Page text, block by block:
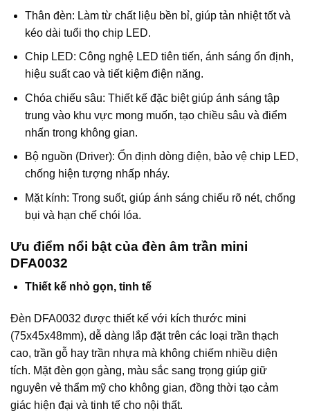
Thân đèn: Làm từ chất liệu bền bỉ, giúp tản nhiệt tốt và
kéo dài tuổi thọ chip LED.
Chip LED: Công nghệ LED tiên tiến, ánh sáng ổn định,
hiệu suất cao và tiết kiệm điện năng.
Chóa chiếu sâu: Thiết kế đặc biệt giúp ánh sáng tập
trung vào khu vực mong muốn, tạo chiều sâu và điểm
nhấn trong không gian.
Bộ nguồn (Driver): Ổn định dòng điện, bảo vệ chip LED,
chống hiện tượng nhấp nháy.
Mặt kính: Trong suốt, giúp ánh sáng chiếu rõ nét, chống
bụi và hạn chế chói lóa.
Ưu điểm nổi bật của đèn âm trần mini
DFA0032
Thiết kế nhỏ gọn, tinh tế
Đèn DFA0032 được thiết kế với kích thước mini
(75x45x48mm), dễ dàng lắp đặt trên các loại trần thạch
cao, trần gỗ hay trần nhựa mà không chiếm nhiều diện
tích. Mặt đèn gọn gàng, màu sắc sang trọng giúp giữ
nguyên vẻ thẩm mỹ cho không gian, đồng thời tạo cảm
giác hiện đại và tinh tế cho nội thất.